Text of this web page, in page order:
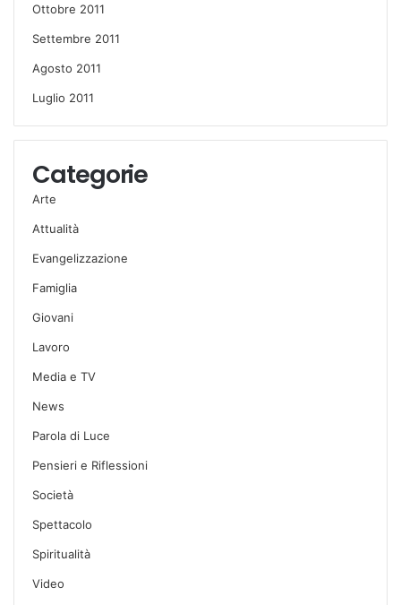
Ottobre 2011
Settembre 2011
Agosto 2011
Luglio 2011
Categorie
Arte
Attualità
Evangelizzazione
Famiglia
Giovani
Lavoro
Media e TV
News
Parola di Luce
Pensieri e Riflessioni
Società
Spettacolo
Spiritualità
Video